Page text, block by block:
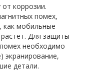
коррозии.
помех,
как мобильные
Для защиты
необходимо
экранирование,
детали.